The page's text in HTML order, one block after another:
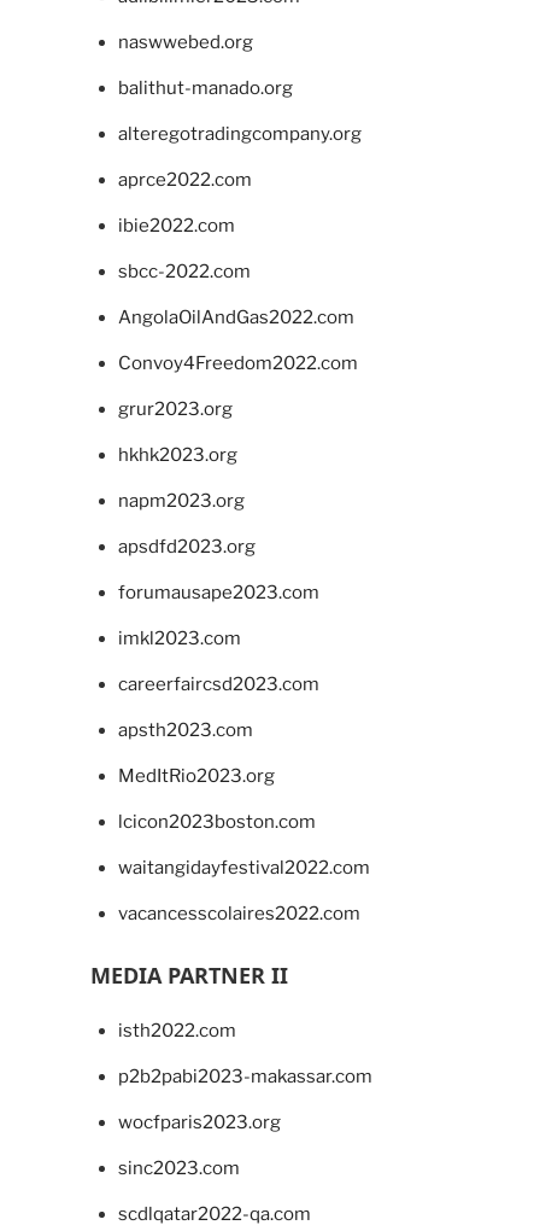
naswwebed.org
balithut-manado.org
alteregotradingcompany.org
aprce2022.com
ibie2022.com
sbcc-2022.com
AngolaOilAndGas2022.com
Convoy4Freedom2022.com
grur2023.org
hkhk2023.org
napm2023.org
apsdfd2023.org
forumausape2023.com
imkl2023.com
careerfaircsd2023.com
apsth2023.com
MedItRio2023.org
lcicon2023boston.com
waitangidayfestival2022.com
vacancesscolaires2022.com
MEDIA PARTNER II
isth2022.com
p2b2pabi2023-makassar.com
wocfparis2023.org
sinc2023.com
scdlqatar2022-qa.com